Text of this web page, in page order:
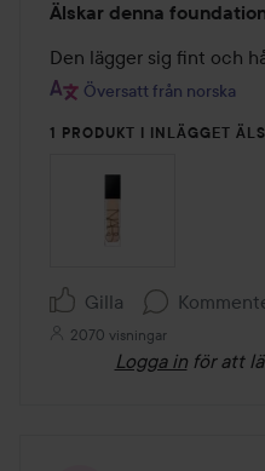
5
av
5
Älskar denna
Den lägger sig fint och
Översatt från norska
1 PRODUKT I INLÄGGET
Gilla
2070 visningar
Logga in för att